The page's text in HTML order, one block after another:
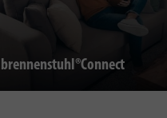
brennenstuhl®Connect